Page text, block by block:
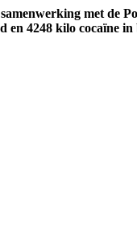
met de
en 4248 kilo cocaïne in